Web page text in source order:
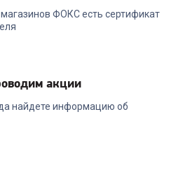
ФОКС есть сертификат
акции
найдете информацию об